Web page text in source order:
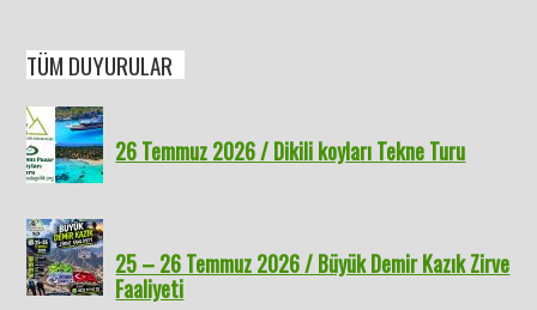
TÜM DUYURULAR
26 Temmuz 2026 / Dikili koyları Tekne Turu
25 – 26 Temmuz 2026 / Büyük Demir Kazık Zirve
Faaliyeti